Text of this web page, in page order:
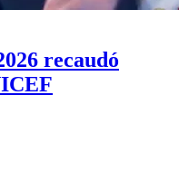
recaudó